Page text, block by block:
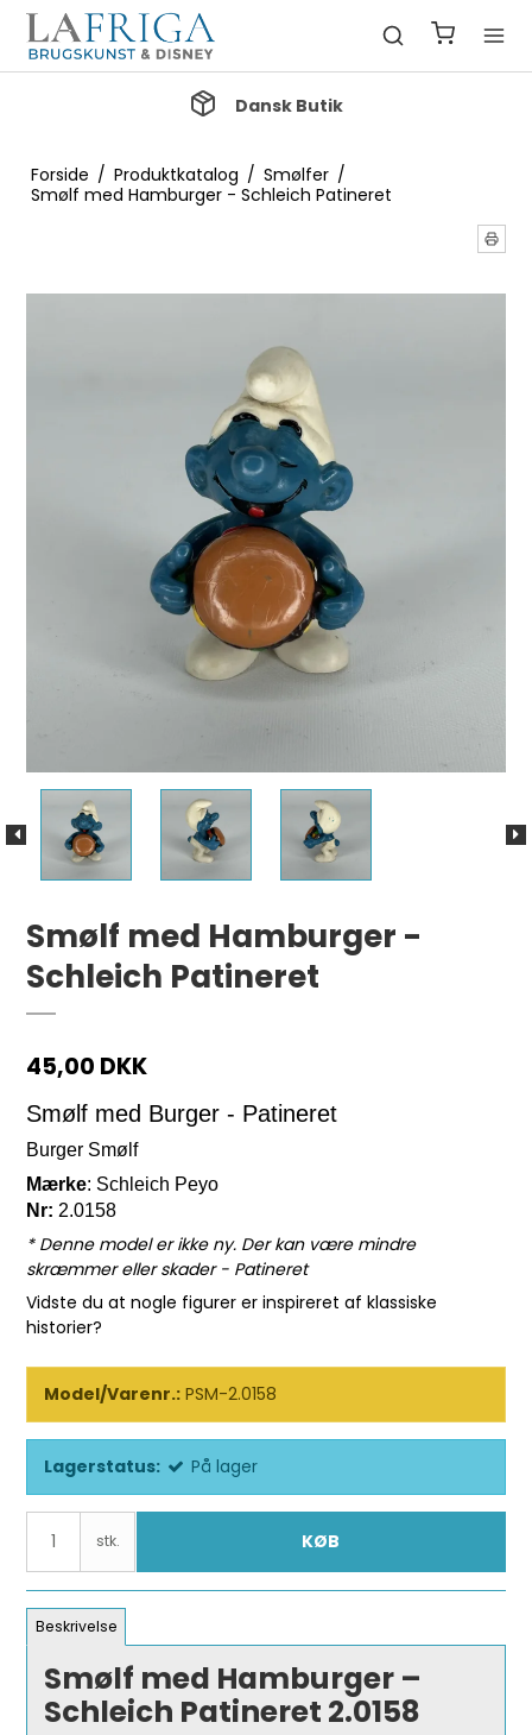
Gratis Fragt ved køb over 1000 kr.
Forside / Produktkatalog / Smølfer /
Smølf med Hamburger - Schleich Patineret
Smølf med Hamburger -
Schleich Patineret
45,00 DKK
Smølf med Burger - Patineret
Burger Smølf
Mærke: Schleich Peyo
Nr: 2.0158
* Denne model er ikke ny. Der kan være mindre
skræmmer eller skader - Patineret
Vidste du at nogle figurer er inspireret af klassiske
historier?
Model/Varenr.: PSM-2.0158
Lagerstatus: På lager
stk. KØB
Beskrivelse
Smølf med Hamburger –
Schleich Patineret 2.0158